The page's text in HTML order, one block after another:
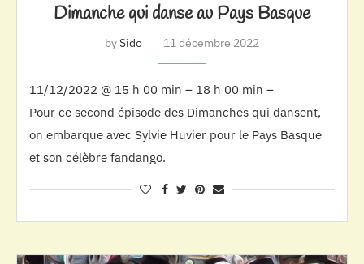
Dimanche qui danse au Pays Basque
bySido 11 décembre 2022
11/12/2022 @ 15 h 00 min – 18 h 00 min –
Pour ce second épisode des Dimanches qui dansent,
on embarque avec Sylvie Huvier pour le Pays Basque
et son célèbre fandango.